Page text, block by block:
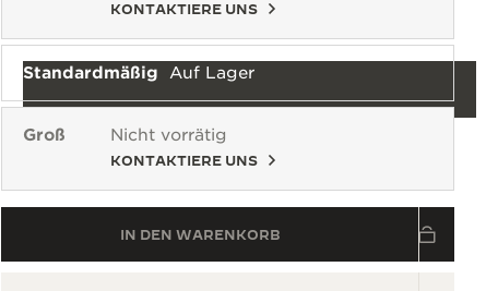
KONTAKTIERE UNS
Standardmäßig Auf Lager
Groß Nicht vorrätig
KONTAKTIERE UNS
IN DEN WARENKORB